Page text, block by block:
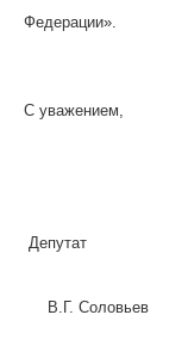
Федерации».
С уважением,
В.Г. Соловьев